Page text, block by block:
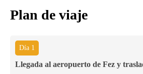
Plan de viaje
Día 1
Llegada al aeropuerto de Fez y